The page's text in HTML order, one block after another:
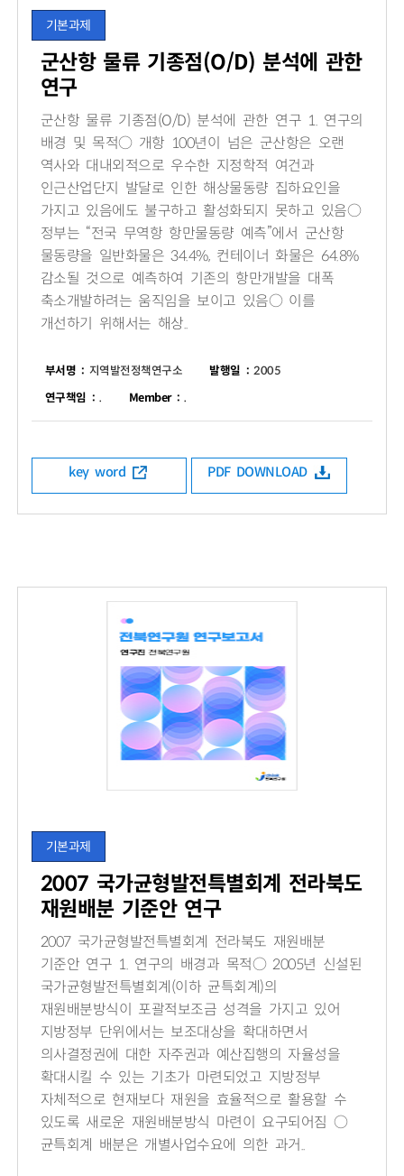
기본과제
군산항 물류 기종점(O/D) 분석에 관한
연구
군산항 물류 기종점(O/D) 분석에 관한 연구 1. 연구의
배경 및 목적○ 개항 100년이 넘은 군산항은 오랜
역사와 대내외적으로 우수한 지정학적 여건과
인근산업단지 발달로 인한 해상물동량 집하요인을
가지고 있음에도 불구하고 활성화되지 못하고 있음○
정부는 “전국 무역항 항만물동량 예측”에서 군산항
물동량을 일반화물은 34.4%, 컨테이너 화물은 64.8%
감소될 것으로 예측하여 기존의 항만개발을 대폭
축소개발하려는 움직임을 보이고 있음○ 이를
개선하기 위해서는 해상..
부서명 : 지역발전정책연구소 발행일 : 2005
연구책임 : . Member : .
key word PDF DOWNLOAD
기본과제
2007 국가균형발전특별회계 전라북도
재원배분 기준안 연구
2007 국가균형발전특별회계 전라북도 재원배분
기준안 연구 1. 연구의 배경과 목적○ 2005년 신설된
국가균형발전특별회계(이하 균특회계)의
재원배분방식이 포괄적보조금 성격을 가지고 있어
지방정부 단위에서는 보조대상을 확대하면서
의사결정권에 대한 자주권과 예산집행의 자율성을
확대시킬 수 있는 기초가 마련되었고 지방정부
자체적으로 현재보다 재원을 효율적으로 활용할 수
있도록 새로운 재원배분방식 마련이 요구되어짐 ○
균특회계 배분은 개별사업수요에 의한 과거..